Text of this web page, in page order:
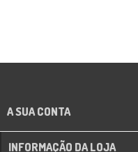
A SUA CONTA
INFORMAÇÃO DA LOJA